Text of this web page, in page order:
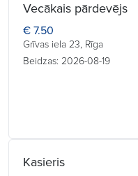
Vecākais pārdevējs
€ 7.50
Grīvas iela 23, Rīga
Beidzas: 2026-08-19
Kasieris